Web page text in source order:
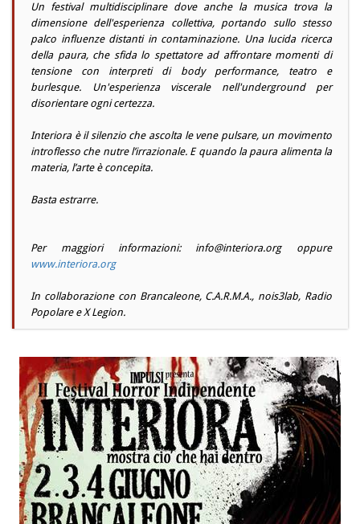
Un festival multidisciplinare dove anche la musica trova la
dimensione dell'esperienza collettiva, portando sullo stesso
palco influenze distanti in contaminazione. Una lucida ricerca
della paura, che sfida lo spettatore ad affrontare momenti di
tensione con interpreti di body performance, teatro e
burlesque. Un'esperienza viscerale nell'underground per
disorientare ogni certezza.
Interiora è il silenzio che ascolta le vene pulsare, un movimento
introflesso che nutre l’irrazionale. E quando la paura alimenta la
materia, l’arte è concepita.
Basta estrarre.
Per maggiori informazioni: info@interiora.orgoppure
www.interiora.org
In collaborazione con Brancaleone, C.A.R.M.A., nois3lab, Radio
Popolare e X Legion.